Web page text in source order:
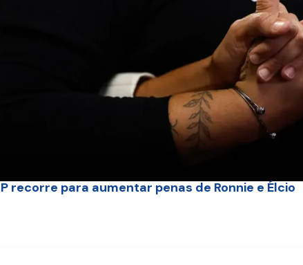
recorre para aumentar penas de Ronnie e Élcio